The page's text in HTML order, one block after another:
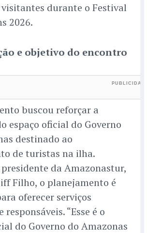
durante o Festival
2026.
e objetivo do encontro
buscou reforçar a
espaço oficial do Governo
destinado ao
de turistas na ilha.
presidente da Amazonastur,
Filho, o planejamento é
oferecer serviços
responsáveis. “Esse é o
do Governo do Amazonas